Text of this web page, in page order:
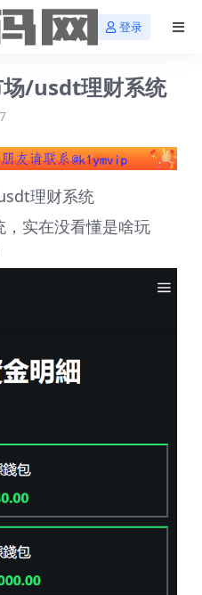
登录
/usdt理财系统
理财系统
实在没看懂是啥玩